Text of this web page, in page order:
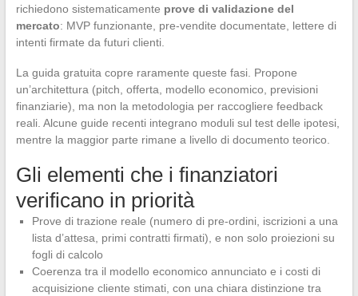
richiedono sistematicamente prove di validazione del
mercato: MVP funzionante, pre-vendite documentate, lettere di
intenti firmate da futuri clienti.
La guida gratuita copre raramente queste fasi. Propone
un’architettura (pitch, offerta, modello economico, previsioni
finanziarie), ma non la metodologia per raccogliere feedback
reali. Alcune guide recenti integrano moduli sul test delle ipotesi,
mentre la maggior parte rimane a livello di documento teorico.
Gli elementi che i finanziatori
verificano in priorità
Prove di trazione reale (numero di pre-ordini, iscrizioni a una
lista d’attesa, primi contratti firmati), e non solo proiezioni su
fogli di calcolo
Coerenza tra il modello economico annunciato e i costi di
acquisizione cliente stimati, con una chiara distinzione tra